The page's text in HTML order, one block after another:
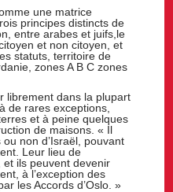
une matrice
principes distincts de
entre arabes et juifs,le
et non citoyen, et
statuts, territoire de
zones A B C zones
librement dans la plupart
de rares exceptions,
et à peine quelques
de maisons. « Il
non d’Israël, pouvant
Leur lieu de
ils peuvent devenir
à l’exception des
les Accords d’Oslo. »